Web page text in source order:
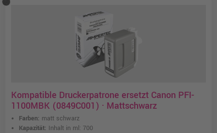
Kompatible Druckerpatrone ersetzt Canon PFI-
1100MBK (0849C001) · Mattschwarz
Farben: matt schwarz
Kapazität: Inhalt in ml: 700